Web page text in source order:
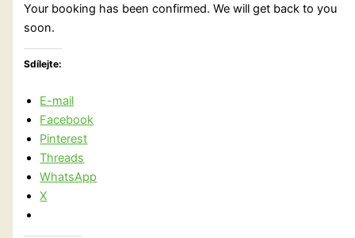
Your booking has been confirmed. We will get back to you
soon.
Sdílejte:
E-mail
Facebook
Pinterest
Threads
WhatsApp
X